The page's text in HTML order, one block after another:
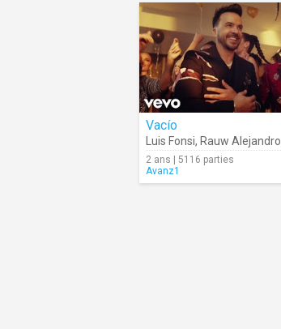
Vacío
Luis Fonsi, Rauw Alejandro
2 ans | 5116 parties
Avanz1